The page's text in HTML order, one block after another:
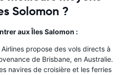
Solomon ?
aux Îles Salomon :
propose des vols directs à
de Brisbane, en Australie.
navires de croisière et les ferries